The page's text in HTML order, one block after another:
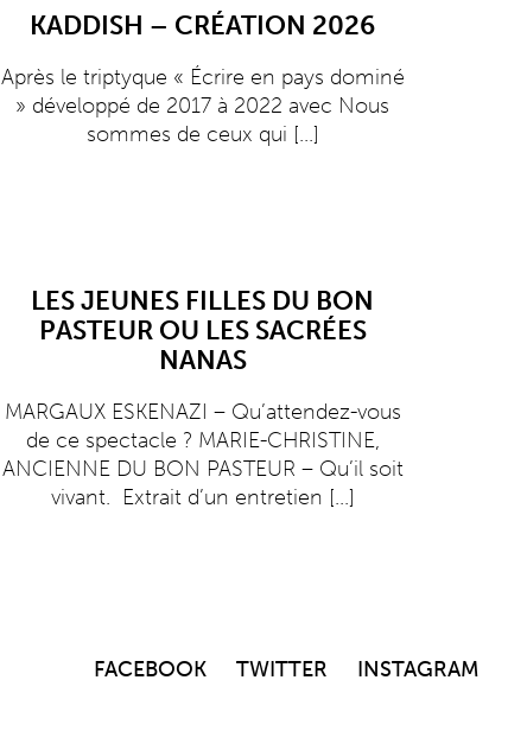
KADDISH – CRÉATION 2026
Après le triptyque « Écrire en pays dominé
» développé de 2017 à 2022 avec Nous
sommes de ceux qui [...]
LES JEUNES FILLES DU BON
PASTEUR OU LES SACRÉES
NANAS
MARGAUX ESKENAZI – Qu’attendez-vous
de ce spectacle ? MARIE-CHRISTINE,
ANCIENNE DU BON PASTEUR – Qu’il soit
vivant. Extrait d’un entretien [...]
FACEBOOK TWITTER INSTAGRAM